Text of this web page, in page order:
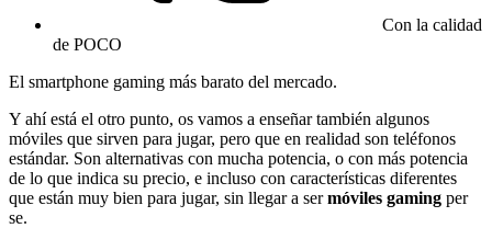
Con la calidad
de POCO
El smartphone gaming más barato del mercado.
Y ahí está el otro punto, os vamos a enseñar también algunos
móviles que sirven para jugar, pero que en realidad son teléfonos
estándar. Son alternativas con mucha potencia, o con más potencia
de lo que indica su precio, e incluso con características diferentes
que están muy bien para jugar, sin llegar a sermóviles gaming per
se.